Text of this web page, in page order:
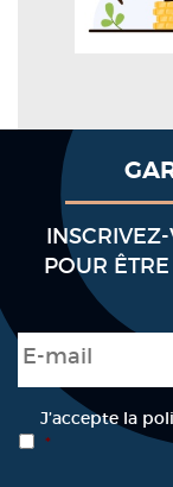
POUR
E-mail
RGPD *
J’accepte la
*